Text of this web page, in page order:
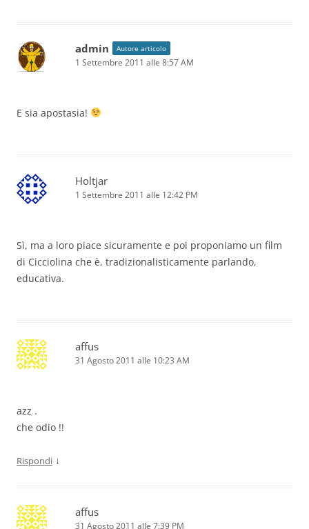
admin Autore articolo
1 Settembre 2011 alle 8:57 AM
E sia apostasia!
Holtjar
1 Settembre 2011 alle 12:42 PM
Sì, ma a loro piace sicuramente e poi proponiamo un film
di Cicciolina che è, tradizionalisticamente parlando,
educativa.
affus
31 Agosto 2011 alle 10:23 AM
azz .
che odio !!
Rispondi ↓
affus
31 Agosto 2011 alle 7:39 PM